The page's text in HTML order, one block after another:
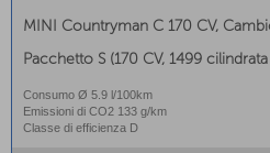
MINI Countryman C 170 CV,
Pacchetto S (170 CV, 1499
Consumo Ø 5.9 l/100km
Emissioni di CO2 133 g/km
Classe di efficienza D